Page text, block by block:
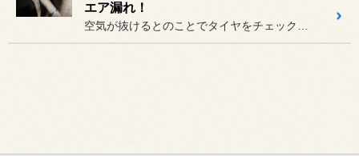
エア漏れ！